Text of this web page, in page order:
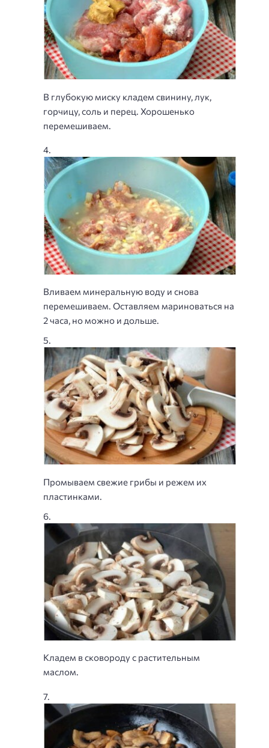
В глубокую миску кладем свинину, лук,
горчицу, соль и перец. Хорошенько
перемешиваем.
Вливаем минеральную воду и снова
перемешиваем. Оставляем мариноваться на
2 часа, но можно и дольше.
Промываем свежие грибы и режем их
пластинками.
Кладем в сковороду с растительным
маслом.